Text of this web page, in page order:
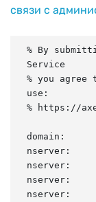
связи с
% By
Service
% you
use:
% https://
domain:
nserver:
nserver:
nserver:
nserver: